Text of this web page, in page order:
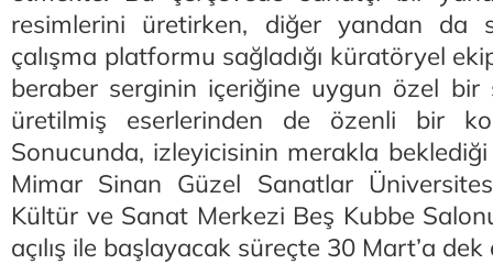
resimlerini üretirken, diğer yandan
çalışma platformu sağladığı küratöryel
beraber serginin içeriğine uygun özel
üretilmiş eserlerinden de özenli bir
Sonucunda, izleyicisinin merakla
Mimar Sinan Güzel Sanatlar
Kültür ve Sanat Merkezi Beş Kubbe
açılış ile başlayacak süreçte 30 Mart’a